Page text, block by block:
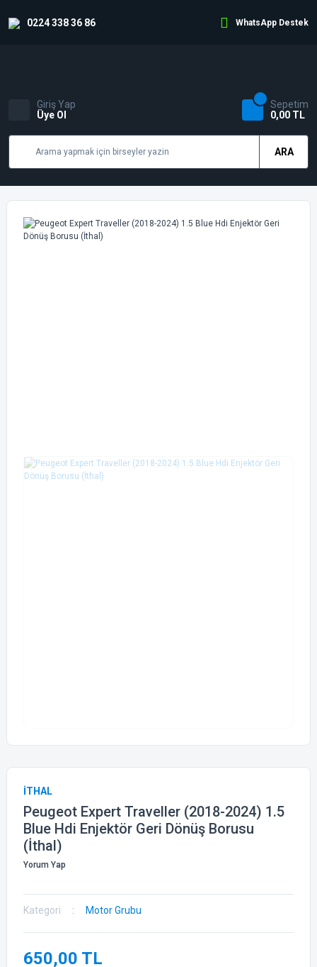
0224 338 36 86 WhatsApp Destek
ARA
Giriş Yap
Üye Ol
Sepetim
0,00 TL
İTHAL
Peugeot Expert Traveller (2018-2024) 1.5
Blue Hdi Enjektör Geri Dönüş Borusu
(İthal)
Yorum Yap
Kategori Motor Grubu
650,00 TL